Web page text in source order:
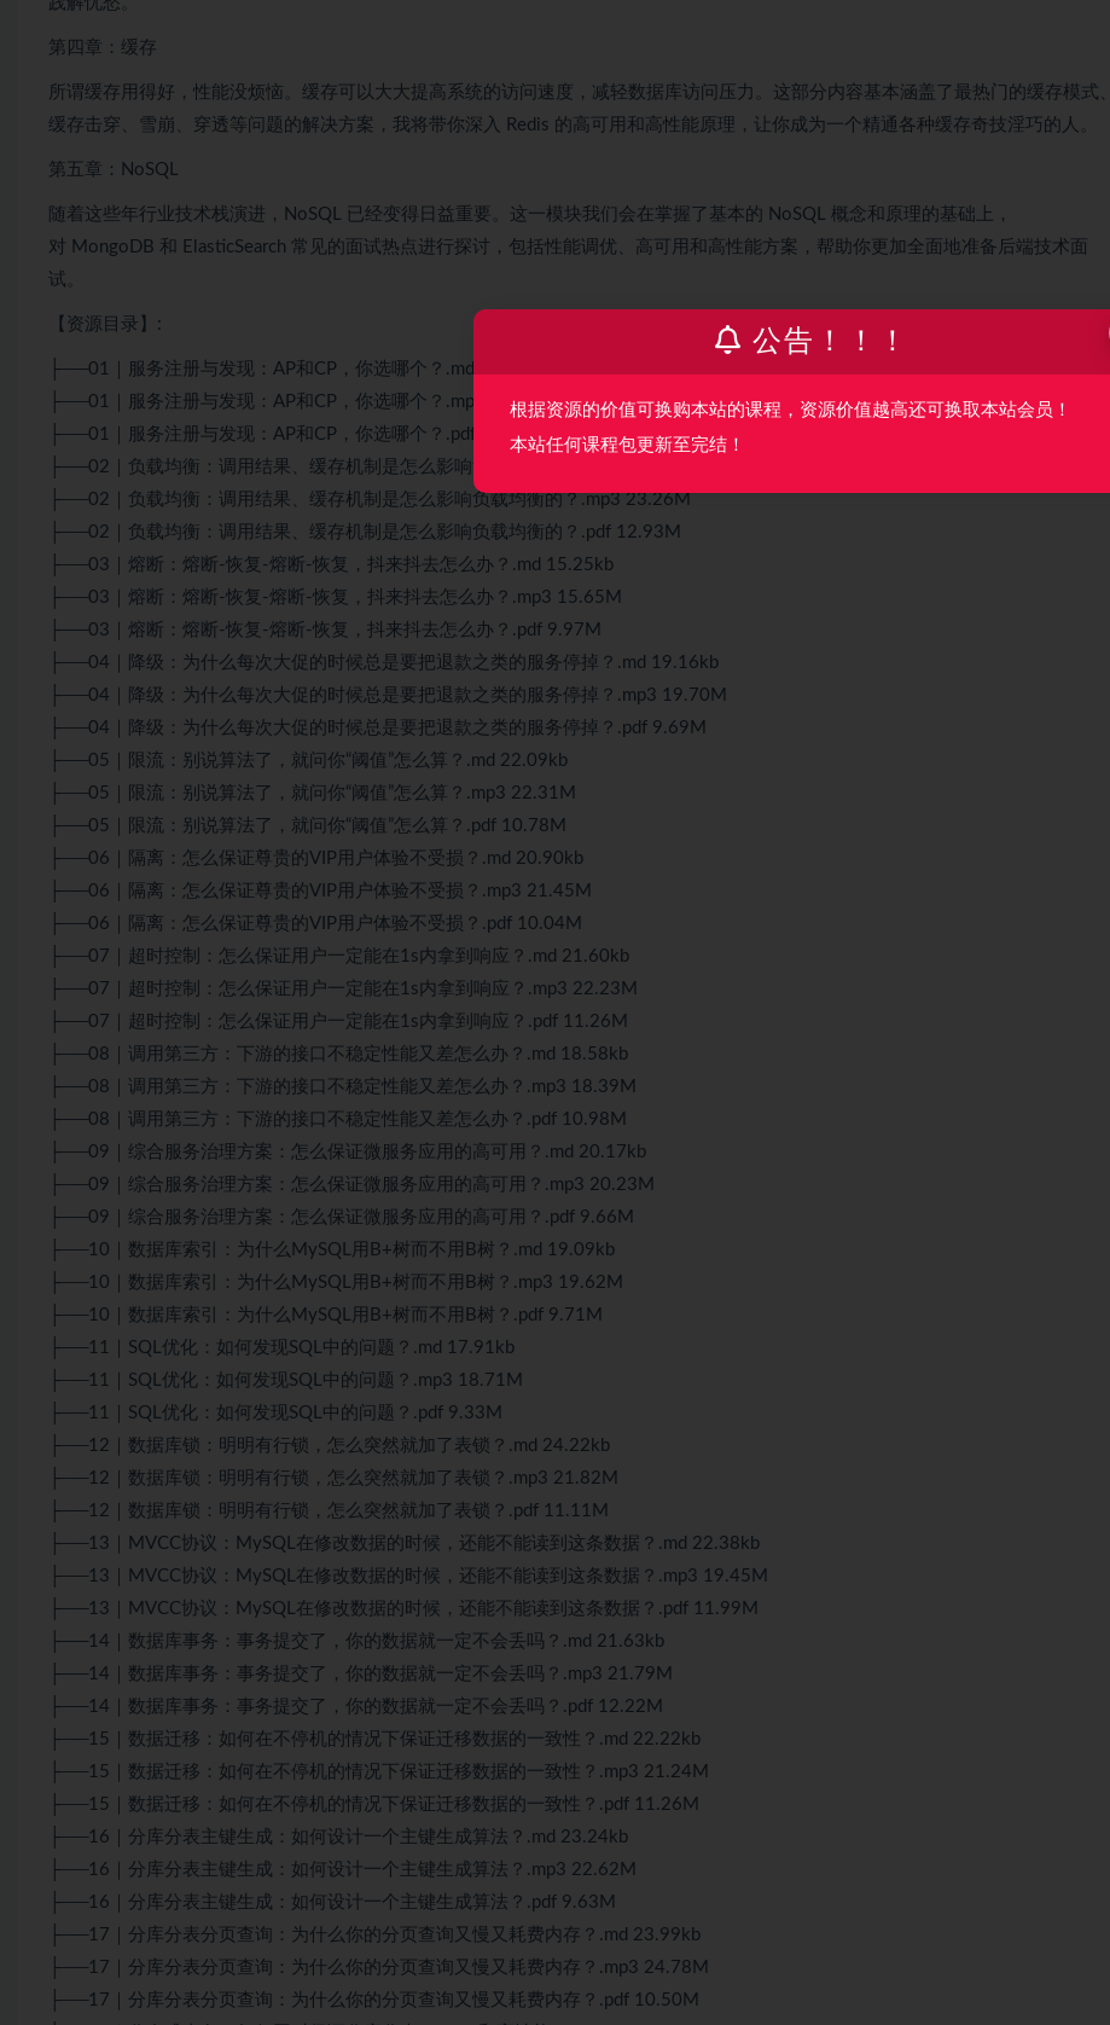
第四章：缓存
所谓缓存用得好，性能没烦恼。缓存可以大大提高系统的访问速度，减轻数据库访问压力。这部分内容基本涵盖了最热门的缓存模式、
缓存击穿、雪崩、穿透等问题的解决方案，我将带你深入 Redis 的高可用和高性能原理，让你成为一个精通各种缓存奇技淫巧的人。
第五章：NoSQL
随着这些年行业技术栈演进，NoSQL 已经变得日益重要。这一模块我们会在掌握了基本的 NoSQL 概念和原理的基础上，
对 MongoDB 和 ElasticSearch 常见的面试热点进行探讨，包括性能调优、高可用和高性能方案，帮助你更加全面地准备后端技术面
试。
【资源目录】:
├──01｜服务注册与发现：AP和CP，你选哪个？.md 19.26kb
├──01｜服务注册与发现：AP和CP，你选哪个？.mp3 21.96M
├──01｜服务注册与发现：AP和CP，你选哪个？.pdf 10.54M
├──02｜负载均衡：调用结果、缓存机制是怎么影响负载均衡的？.md 21.72kb
├──02｜负载均衡：调用结果、缓存机制是怎么影响负载均衡的？.mp3 23.26M
├──02｜负载均衡：调用结果、缓存机制是怎么影响负载均衡的？.pdf 12.93M
├──03｜熔断：熔断-恢复-熔断-恢复，抖来抖去怎么办？.md 15.25kb
├──03｜熔断：熔断-恢复-熔断-恢复，抖来抖去怎么办？.mp3 15.65M
├──03｜熔断：熔断-恢复-熔断-恢复，抖来抖去怎么办？.pdf 9.97M
├──04｜降级：为什么每次大促的时候总是要把退款之类的服务停掉？.md 19.16kb
├──04｜降级：为什么每次大促的时候总是要把退款之类的服务停掉？.mp3 19.70M
├──04｜降级：为什么每次大促的时候总是要把退款之类的服务停掉？.pdf 9.69M
├──05｜限流：别说算法 了，就问你“阈值”怎么算？.md 22.09kb
├──05｜限流：别说算法 了，就问你“阈值”怎么算？.mp3 22.31M
├──05｜限流：别说算法了，就问你“阈值”怎么算？.pdf 10.78M
├──06｜隔离：怎么保证尊贵的VIP用户体验不受损？.md 20.90kb
├──06｜隔离：怎么保证尊贵的VIP用户体验不受损？.mp3 21.45M
├──06｜隔离：怎么保证尊贵的VIP用户体验不受损？.pdf 10.04M
├──07｜超时控制：怎么保证用户一定能在1s内拿到响应？.md 21.60kb
├──07｜超时控制：怎么保证用户一定能在1s内拿到响应？.mp3 22.23M
├──07｜超时控制：怎么保证用户一定能在1s内拿到响应？.pdf 11.26M
├──08｜调用第三方：下游的接口不稳定性能又差怎么办？.md 18.58kb
├──08｜调用第三方：下游的接口不稳定性能又差怎么办？.mp3 18.39M
├──08｜调用第三方：下游的接口不稳定性能又差怎么办？.pdf 10.98M
├──09｜综合服务治理方案：怎么保证微服务应用的高可用？.md 20.17kb
├──09｜综合服务治理方案：怎么保证微服务应用的高可用？.mp3 20.23M
├──09｜综合服务治理方案：怎么保证微服务应用的高可用？.pdf 9.66M
├──10｜数据库索引：为什么MySQL用B+树而不用B树？.md 19.09kb
├──10｜数据库索引：为什么MySQL用B+树而不用B树？.mp3 19.62M
├──10｜数据库索引：为什么MySQL用B+树而不用B树？.pdf 9.71M
├──11｜SQL优化：如何发现SQL中的问题？.md 17.91kb
├──11｜SQL优化：如何发现SQL中的问题？.mp3 18.71M
├──11｜SQL优化：如何发现SQL中的问题？.pdf 9.33M
├──12｜数据库锁：明明有行锁，怎么突然就加了表锁？.md 24.22kb
├──12｜数据库锁：明明有行锁，怎么突然就加了表锁？.mp3 21.82M
├──12｜数据库锁：明明有行锁，怎么突然就加了表锁？.pdf 11.11M
├──13｜MVCC协议：MySQL在修改数据的时候，还能不能读到这条数据？.md 22.38kb
├──13｜MVCC协议：MySQL在修改数据的时候，还能不能读到这条数据？.mp3 19.45M
├──13｜MVCC协议：MySQL在修改数据的时候，还能不能读到这条数据？.pdf 11.99M
├──14｜数据库事务：事务提交了，你的数据就一定不会丢吗？.md 21.63kb
├──14｜数据库事务：事务提交了，你的数据就一定不会丢吗？.mp3 21.79M
├──14｜数据库事务：事务提交了，你的数据就一定不会丢吗？.pdf 12.22M
├──15｜数据迁移：如何在不停机的情况下保证迁移数据的一致性？.md 22.22kb
├──15｜数据迁移：如何在不停机的情况下保证迁移数据的一致性？.mp3 21.24M
├──15｜数据迁移：如何在不停机的情况下保证迁移数据的一致性？.pdf 11.26M
├──16｜分库分表主键生成：如何设计一个主键生成算法？.md 23.24kb
├──16｜分库分表主键生成：如何设计一个主键生成算法？.mp3 22.62M
├──16｜分库分表主键生成：如何设计一个主键生成算法？.pdf 9.63M
├──17｜分库分表分页查询：为什么你的分页查询又慢又耗费内存？.md 23.99kb
├──17｜分库分表分页查询：为什么你的分页查询又慢又耗费内存？.mp3 24.78M
├──17｜分库分表分页查询：为什么你的分页查询又慢又耗费内存？.pdf 10.50M
公告！！！
根据资源的价值可换购本站的课程，资源价值越高还可换取本站会员！
本站任何课程包更新至完结！